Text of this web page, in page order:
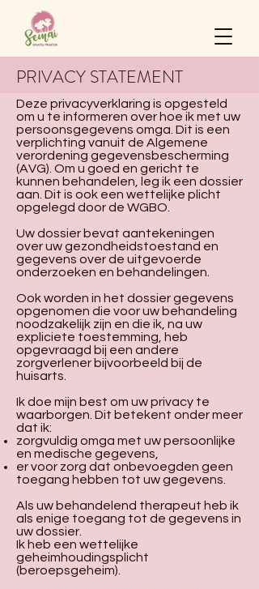
PRIVACY STATEMENT
Deze privacyverklaring is opgesteld
om u te informeren over hoe ik met uw
persoonsgegevens omga. Dit is een
verplichting vanuit de Algemene
verordening gegevensbescherming
(AVG). Om u goed en gericht te
kunnen behandelen, leg ik een dossier
aan. Dit is ook een wettelijke plicht
opgelegd door de WGBO.
Uw dossier bevat aantekeningen
over uw gezondheidstoestand en
gegevens over de uitgevoerde
onderzoeken en behandelingen.
Ook worden in het dossier gegevens
opgenomen die voor uw behandeling
noodzakelijk zijn en die ik, na uw
expliciete toestemming, heb
opgevraagd bij een andere
zorgverlener bijvoorbeeld bij de
huisarts.
Ik doe mijn best om uw privacy te
waarborgen. Dit betekent onder meer
dat ik:
zorgvuldig omga met uw persoonlijke
en medische gegevens,
er voor zorg dat onbevoegden geen
toegang hebben tot uw gegevens.
Als uw behandelend therapeut heb ik
als enige toegang tot de gegevens in
uw dossier.
Ik heb een wettelijke
geheimhoudingsplicht
(beroepsgeheim).